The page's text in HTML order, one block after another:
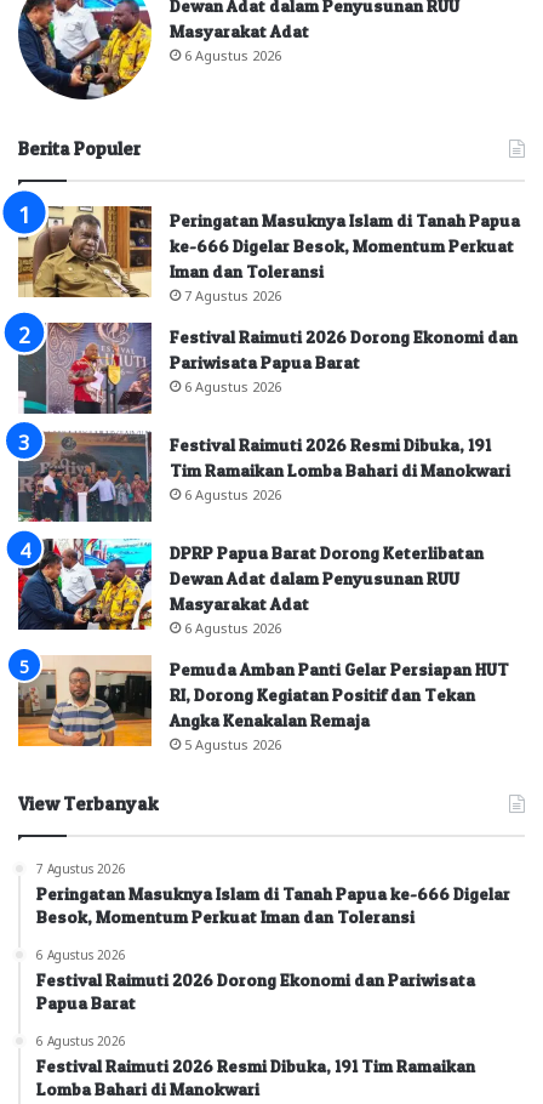
Dewan Adat dalam Penyusunan RUU
Masyarakat Adat
6 Agustus 2026
Berita Populer
Peringatan Masuknya Islam di Tanah Papua
ke-666 Digelar Besok, Momentum Perkuat
Iman dan Toleransi
7 Agustus 2026
Festival Raimuti 2026 Dorong Ekonomi dan
Pariwisata Papua Barat
6 Agustus 2026
Festival Raimuti 2026 Resmi Dibuka, 191
Tim Ramaikan Lomba Bahari di Manokwari
6 Agustus 2026
DPRP Papua Barat Dorong Keterlibatan
Dewan Adat dalam Penyusunan RUU
Masyarakat Adat
6 Agustus 2026
Pemuda Amban Panti Gelar Persiapan HUT
RI, Dorong Kegiatan Positif dan Tekan
Angka Kenakalan Remaja
5 Agustus 2026
View Terbanyak
7 Agustus 2026
Peringatan Masuknya Islam di Tanah Papua ke-666 Digelar
Besok, Momentum Perkuat Iman dan Toleransi
6 Agustus 2026
Festival Raimuti 2026 Dorong Ekonomi dan Pariwisata
Papua Barat
6 Agustus 2026
Festival Raimuti 2026 Resmi Dibuka, 191 Tim Ramaikan
Lomba Bahari di Manokwari